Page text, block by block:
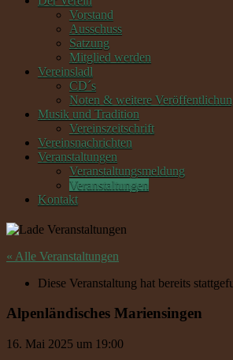
Vorstand
Ausschuss
Satzung
Mitglied werden
Vereinsladl
CD´s
Noten & weitere
Musik und Tradition
Vereinszeitschrift
Vereinsnachrichten
Veranstaltungen
Veranstaltungsmeldung
Veranstaltungen
Kontakt
« Alle Veranstaltungen
Diese Veranstaltung hat bereits
Alpenländisches Mariensingen
16. Mai 2025 um 19:00